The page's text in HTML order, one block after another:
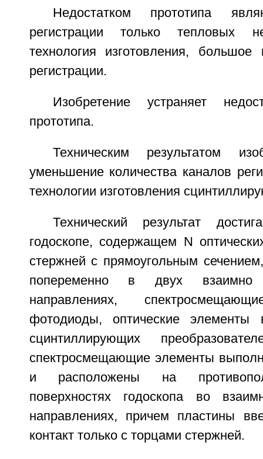
Недостатком прототипа
регистрации только тепловых
технология изготовления, большое
регистрации.
Изобретение устраняет
прототипа.
Техническим результатом
уменьшение количества каналов
технологии изготовления
Технический результат
годоскопе, содержащем N
стержней с прямоугольным
попеременно в двух взаимно
направлениях,
фотодиоды, оптические
сцинтиллирующих
спектросмещающие элементы
и расположены на
поверхностях годоскопа во
направлениях, причем пластины
контакт только с торцами стержней.